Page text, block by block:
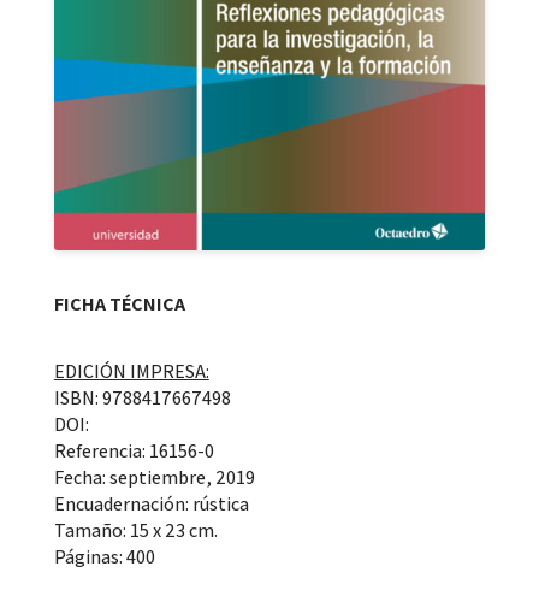
FICHA TÉCNICA
EDICIÓN IMPRESA:
ISBN: 9788417667498
DOI:
Referencia: 16156-0
Fecha: septiembre, 2019
Encuadernación: rústica
Tamaño: 15 x 23 cm.
Páginas: 400